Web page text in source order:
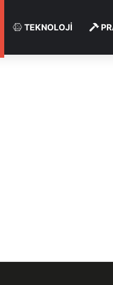
TEKNOLOJİ